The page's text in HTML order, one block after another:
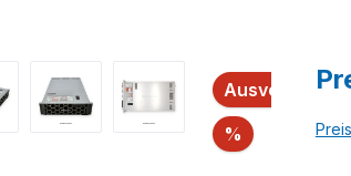
Ausverkauft
% Rabatt